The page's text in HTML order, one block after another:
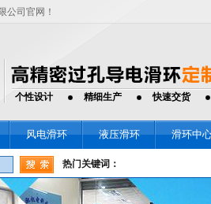
公司官网！
个性设计 精细生产 快速交货
风电滑环 液压滑环 滑环中
热门关键词：